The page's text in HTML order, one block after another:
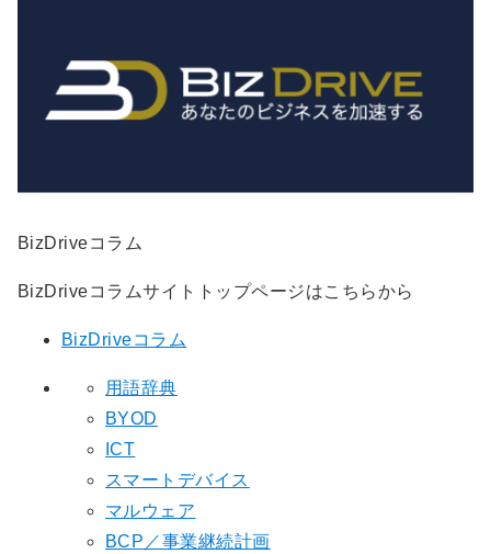
BizDriveコラム
BizDriveコラムサイトトップページはこちらから
BizDriveコラム
用語辞典
BYOD
ICT
スマートデバイス
マルウェア
BCP／事業継続計画